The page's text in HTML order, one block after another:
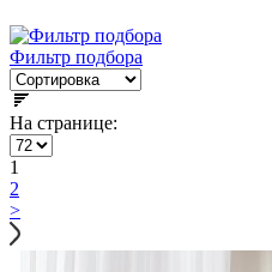
Фильтр подбора
На странице:
1
2
>